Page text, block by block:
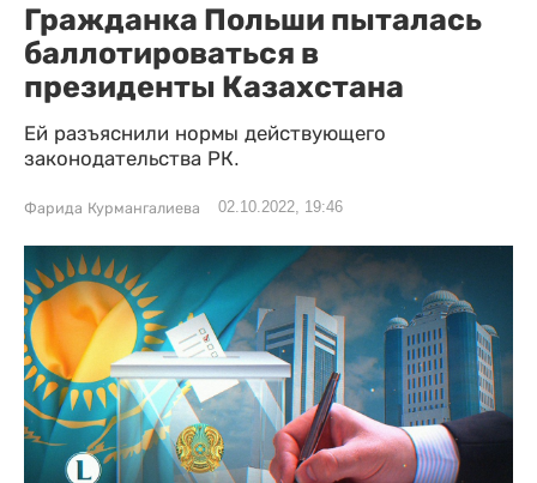
Гражданка Польши пыталась
баллотироваться в
президенты Казахстана
Ей разъяснили нормы действующего
законодательства РК.
Фарида Курмангалиева 02.10.2022, 19:46